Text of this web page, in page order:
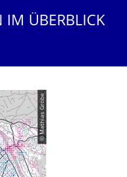
IM ÜBERBLICK
© Mathias Gröbe